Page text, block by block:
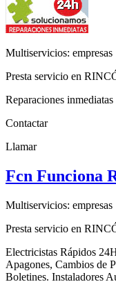
Multiservicios: empresas
Presta servicio en
Reparaciones
Contactar
Llamar
Fcn Funciona
Multiservicios: empresas
Presta servicio en
Electricistas Rápidos
Apagones, Cambios de
Boletines. Instaladores